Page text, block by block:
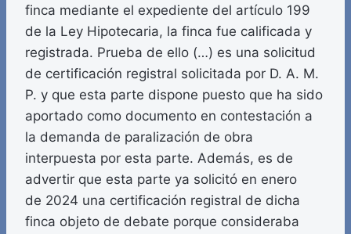
finca mediante el expediente del artículo 199
de la Ley Hipotecaria, la finca fue calificada y
registrada. Prueba de ello (…) es una solicitud
de certificación registral solicitada por D. A. M.
P. y que esta parte dispone puesto que ha sido
aportado como documento en contestación a
la demanda de paralización de obra
interpuesta por esta parte. Además, es de
advertir que esta parte ya solicitó en enero
de 2024 una certificación registral de dicha
finca objeto de debate porque consideraba